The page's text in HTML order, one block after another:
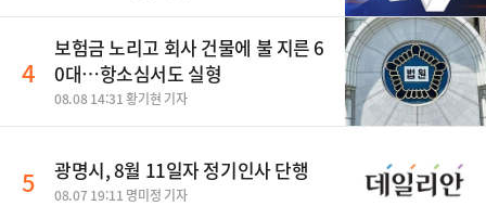
4
보험금 노리고 회사 건물에 불 지른 6
0대…항소심서도 실형
08.08 14:31 황기현 기자
5 광명시, 8월 11일자 정기인사 단행
08.07 19:11 명미정 기자